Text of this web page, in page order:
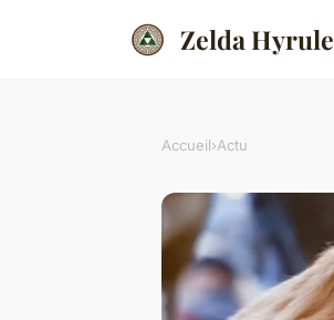
Zelda Hyrule
Accueil›Actu